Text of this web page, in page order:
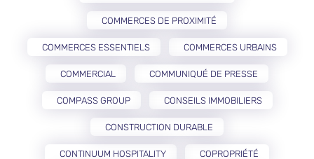
COMMERCES DE PROXIMITÉ
COMMERCES ESSENTIELS COMMERCES URBAINS
COMMERCIAL COMMUNIQUÉ DE PRESSE
COMPASS GROUP CONSEILS IMMOBILIERS
CONSTRUCTION DURABLE
CONTINUUM HOSPITALITY COPROPRIÉTÉ